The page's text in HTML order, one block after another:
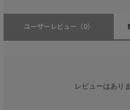
ユーザーレビュー （0）
レビューはあり